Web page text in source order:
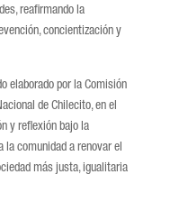
reafirmando la
concientización y
elaborado por la Comisión
de Chilecito, en el
y reflexión bajo la
la comunidad a renovar el
más justa, igualitaria